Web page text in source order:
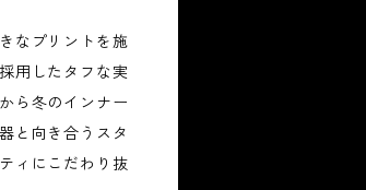
なプリントを施
用したタフな実
ら冬のインナー
と向き合うスタ
ィにこだわり抜